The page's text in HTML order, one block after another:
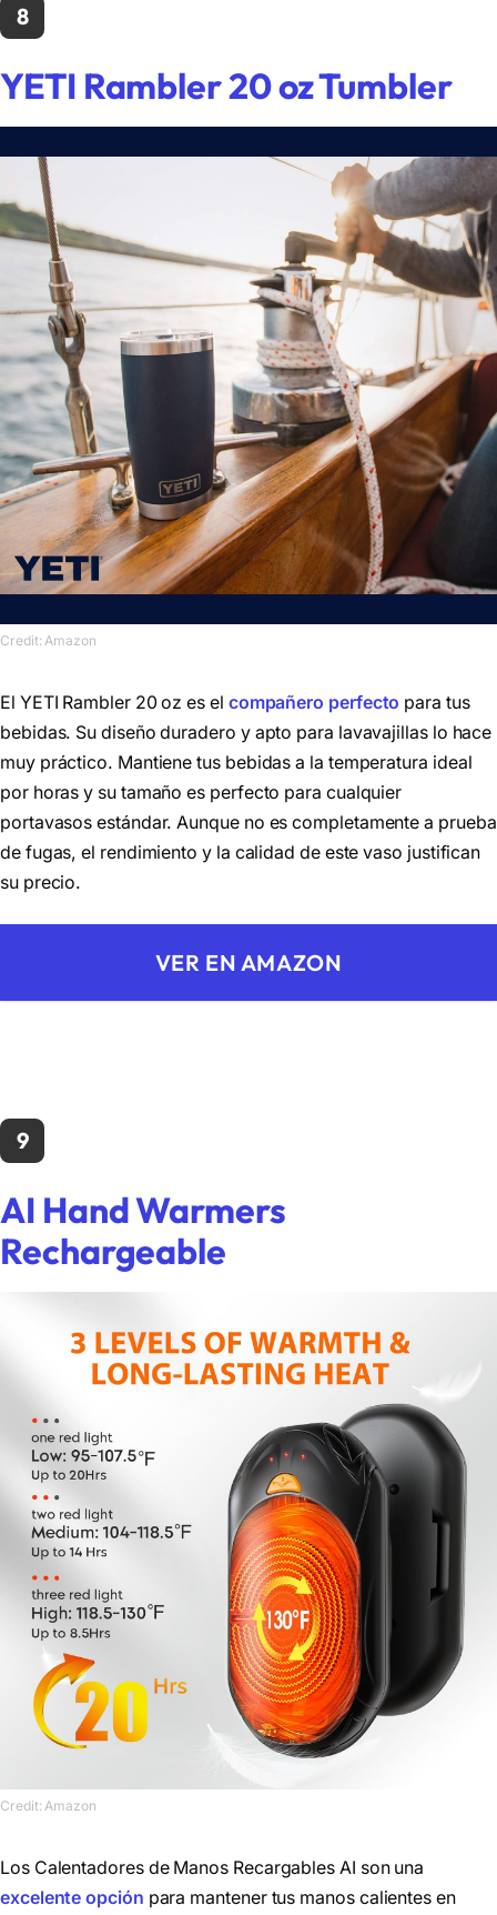
8
YETI Rambler 20 oz Tumbler
Credit: Amazon
El YETI Rambler 20 oz es el compañero perfecto para tus
bebidas. Su diseño duradero y apto para lavavajillas lo hace
muy práctico. Mantiene tus bebidas a la temperatura ideal
por horas y su tamaño es perfecto para cualquier
portavasos estándar. Aunque no es completamente a prueba
de fugas, el rendimiento y la calidad de este vaso justifican
su precio.
VER EN AMAZON
9
AI Hand Warmers
Rechargeable
Credit: Amazon
Los Calentadores de Manos Recargables AI son una
excelente opción para mantener tus manos calientes en